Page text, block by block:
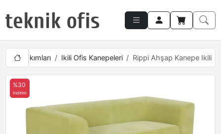
Takımları Ikili Ofis Kanepeleri Rippi Ahşap Kanepe Ikili
%30
indirim